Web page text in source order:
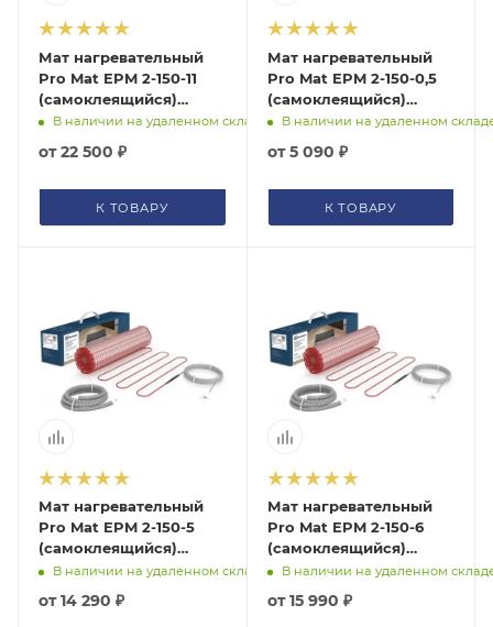
Мат нагревательный
Pro Mat EPM 2-150-11
(самоклеящийся)
Electrolux, НС-1128315
В наличии на удаленном складе
от22 500 ₽
К ТОВАРУ
Мат нагревательный
Pro Mat EPM 2-150-0,5
(самоклеящийся)
Electrolux, НС-1128282
В наличии на удаленном
от5 090 ₽
К ТОВАРУ
Мат нагревательный
Pro Mat EPM 2-150-5
(самоклеящийся)
Electrolux, НС-1128308
В наличии на удаленном складе
от14 290 ₽
Мат нагревательный
Pro Mat EPM 2-150-6
(самоклеящийся)
Electrolux, НС-1128310
В наличии на удаленном
от15 990 ₽
помогут с подбором.
ЗАКАЗАТЬ ЗВОНОК